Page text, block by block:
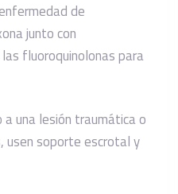
de
junto con
fluoroquinolonas para
una lesión traumática o
usen soporte escrotal y